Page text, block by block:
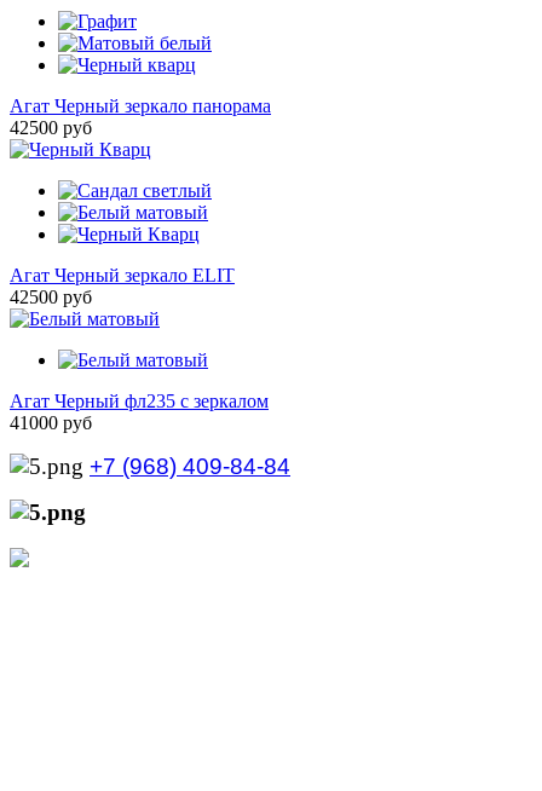
Агат Черный зеркало панорама
42500 руб
Агат Черный зеркало ELIT
42500 руб
Агат Черный фл235 с зеркалом
41000 руб
+7 (968) 409-84-84